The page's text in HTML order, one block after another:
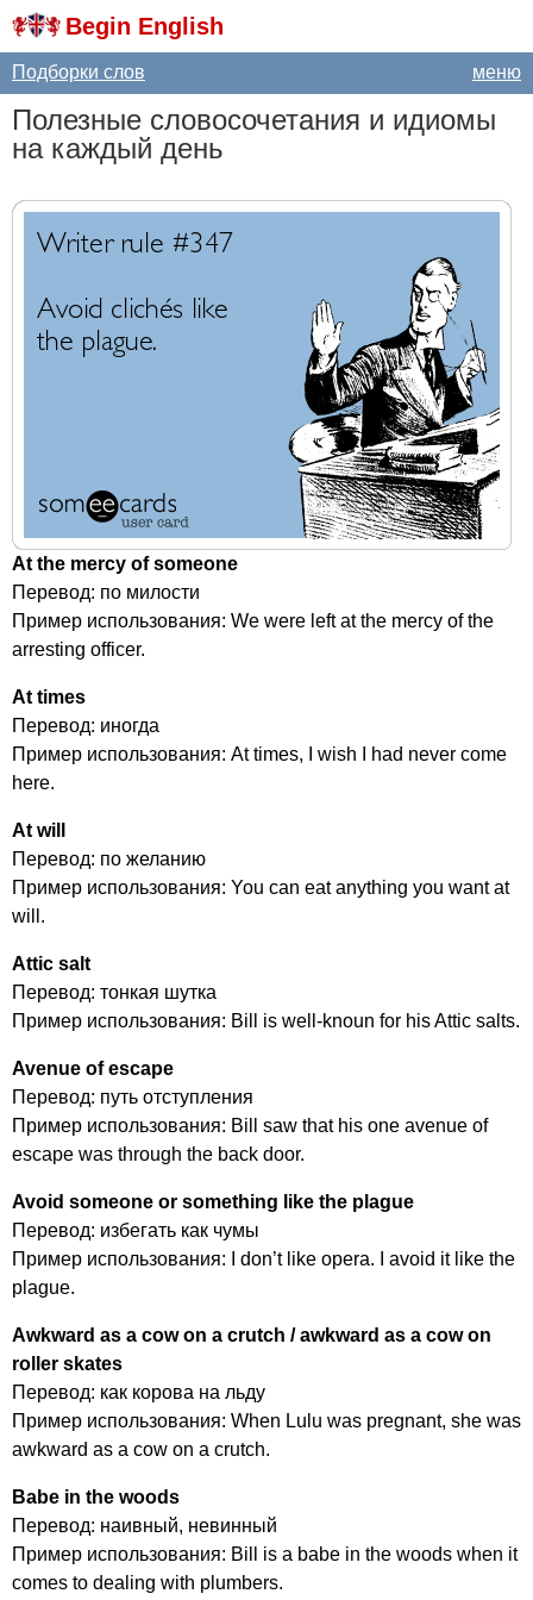
Begin English
меню
Подборки слов
Полезные словосочетания и идиомы
на каждый день
At the mercy of someone
Перевод: по милости
Пример использования: We were left at the mercy of the
arresting officer.
At times
Перевод: иногда
Пример использования: At times, wish had never come
here.
At will
Перевод: по желанию
Пример использования: You can eat anything you want at
will .
Attic salt
Перевод: тонкая шутка
Пример использования: Bill is well-knoun for hisAttic salts.
Avenue of escape
Перевод: путь отступления
Пример использования: Bill saw that his one avenue of
escape was through the back door.
Avoid someone or something like the plague
Перевод: избегать как чумы
Пример использования:
don’t like opera. avoid it like the
plague.
Awkward as a cow on a crutch /awkward as a cow on
roller skates
Перевод: как корова на льду
Пример использования: When Lulu was pregnant, she was
awkward as a cow on a crutch.
Babe in the woods
Перевод: наивный, невинный
Пример использования: Bill is a babe in the woods when it
comes to dealing with plumbers.